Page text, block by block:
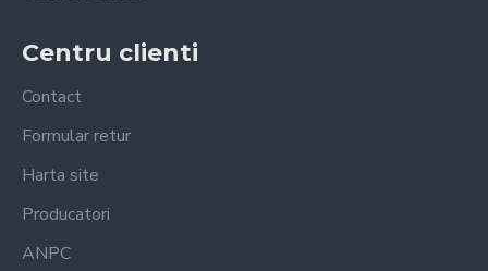
Centru clienti
Contact
Formular retur
Harta site
Producatori
ANPC